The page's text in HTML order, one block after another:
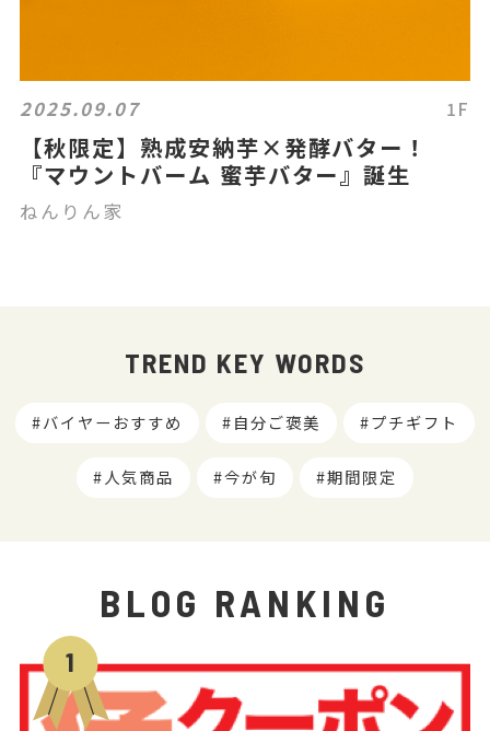
2025.09.07 1F
【秋限定】熟成安納芋×発酵バター！
『マウントバーム 蜜芋バター』誕生
ねんりん家
TREND KEY WORDS
バイヤーおすすめ 自分ご褒美 プチギフト
人気商品 今が旬 期間限定
BLOG RANKING